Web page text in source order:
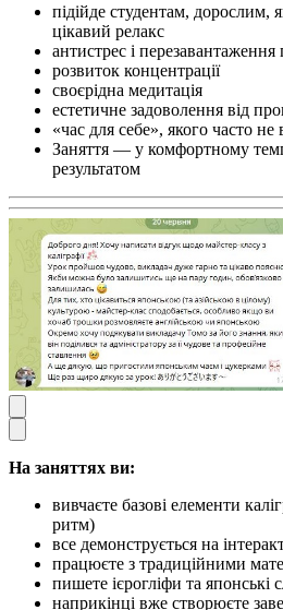
підійде студентам, дорослим,
цікавий релакс
антистрес і перезавантаження
розвиток концентрації
своєрідна медитація
естетичне задоволення від
«час для себе», якого часто не
Заняття — у комфортному
результатом
На заняттях ви:
вивчаєте базові елементи
ритм)
все демонструється на
працюєте з традиційними
пишете ієрогліфи та японські
наприкінці вже створюєте